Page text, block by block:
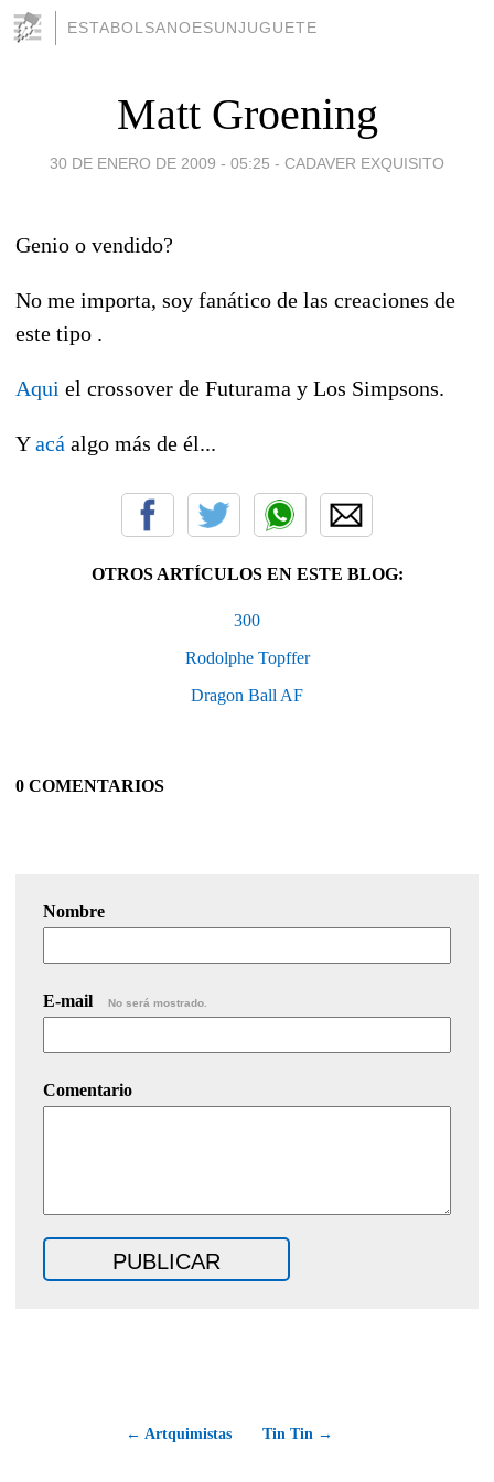
ESTABOLSANOESUNJUGUETE
Matt Groening
30 DE ENERO DE 2009 - 05:25 - CADAVER EXQUISITO
Genio o vendido?
No me importa, soy fanático de las creaciones de
este tipo .
Aqui el crossover de Futurama y Los Simpsons.
Yacá algo más de él...
OTROS ARTÍCULOS EN ESTE BLOG:
300
Rodolphe Topffer
Dragon Ball AF
0 COMENTARIOS
Nombre
E-mail No será mostrado.
Comentario
← Artquimistas Tin Tin →